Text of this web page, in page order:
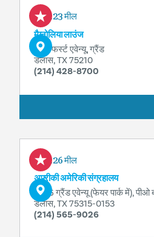
0.23 मील
मैग्नोलिया लाउंज
1121 फर्स्ट एवेन्यू, ग्रैंड
डलास, TX 75210
(214) 428-8700
0.26 मील
अफ़्रीकी अमेरिकी संग्रहालय
3536 ग्रैंड एवेन्यू (फेयर पार्क में), पीओ
डलास, TX 75315-0153
(214) 565-9026